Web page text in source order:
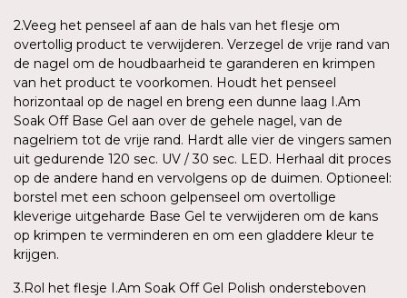
2.Veeg het penseel af aan de hals van het flesje om
overtollig product te verwijderen. Verzegel de vrije rand van
de nagel om de houdbaarheid te garanderen en krimpen
van het product te voorkomen. Houdt het penseel
horizontaal op de nagel en breng een dunne laag I.Am
Soak Off Base Gel aan over de gehele nagel, van de
nagelriem tot de vrije rand. Hardt alle vier de vingers samen
uit gedurende 120 sec. UV / 30 sec. LED. Herhaal dit proces
op de andere hand en vervolgens op de duimen. Optioneel:
borstel met een schoon gelpenseel om overtollige
kleverige uitgeharde Base Gel te verwijderen om de kans
op krimpen te verminderen en om een gladdere kleur te
krijgen.
3.Rol het flesje I.Am Soak Off Gel Polish ondersteboven